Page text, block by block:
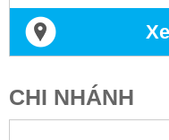
CHI NHÁNH